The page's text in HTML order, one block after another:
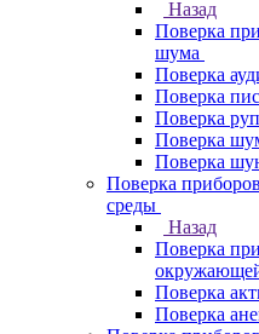
Назад
Поверка
шума
Поверка
Поверка
Поверка
Поверка
Поверка
Поверка
среды
Назад
Поверка
Поверка
Поверка